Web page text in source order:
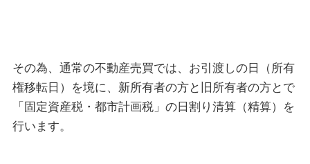
その為、通常の不動産売買では、お引渡しの日（所有
権移転日）を境に、新所有者の方と旧所有者の方とで
「固定資産税・都市計画税」の日割り清算（精算）を
行います。